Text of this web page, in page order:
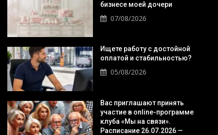
бизнесе моей дочери
07/08/2026
Ищете работу с достойной
оплатой и стабильностью?
05/08/2026
Вас приглашают принять
участие в online-программе
клуба «Мы на связи».
Расписание 26.07.2026 —